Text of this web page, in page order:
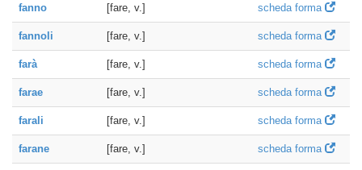
fanno [fare, v.] scheda forma
fannoli [fare, v.] scheda forma
farà [fare, v.] scheda forma
farae [fare, v.] scheda forma
farali [fare, v.] scheda forma
farane [fare, v.] scheda forma